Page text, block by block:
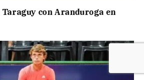
Taraguy con Aranduroga en